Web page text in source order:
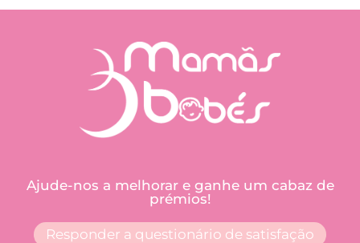
Ajude-nos a melhorar e ganhe um cabaz de
prémios!
Responder a questionário de satisfação